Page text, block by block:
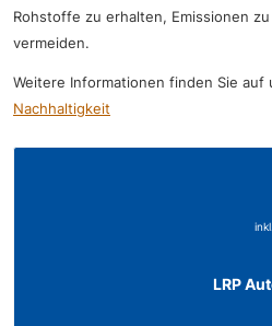
Rohstoffe zu erhalten, Emissionen
vermeiden.
Weitere Informationen finden Sie auf
Nachhaltigkeit
LRP